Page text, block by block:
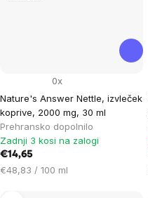
Nature's Answer Nettle, izvleček
koprive, 2000 mg, 30 ml
Prehransko dopolnilo
0x
Zadnji 3 kosi na zalogi
€14,65
Cena
€48,83 / 100 ml